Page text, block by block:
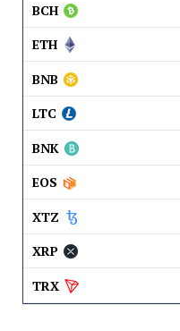
BCH
ETH
BNB
LTC
BNK
EOS
XTZ
XRP
TRX